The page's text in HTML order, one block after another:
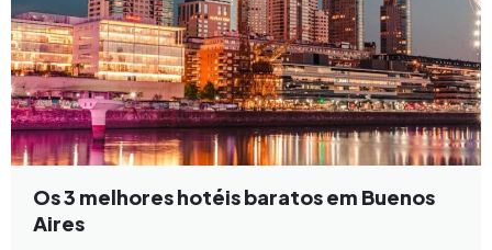
Os 3 melhores hotéis baratos em Buenos
Aires